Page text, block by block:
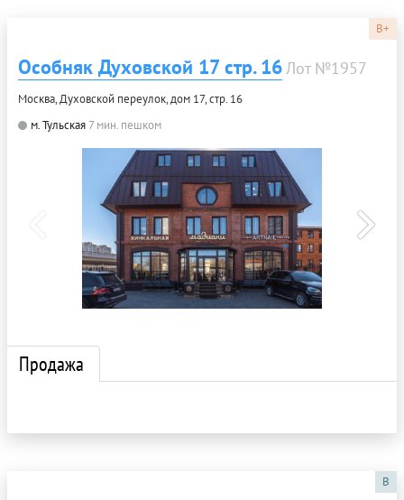
B+
Особняк Духовской 17 стр. 16Лот №1957
Москва, Духовской переулок, дом 17, стр. 16
м. Тульская 7 мин. пешком
Продажа
B